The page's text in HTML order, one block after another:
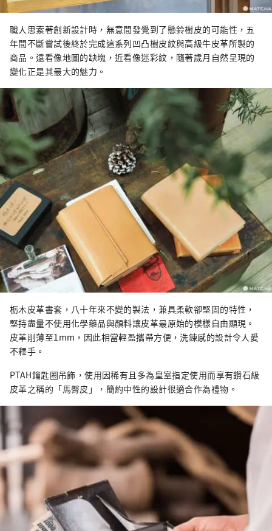
職人思索著創新設計時，無意間發覺到了懸鈴樹皮的可能性，五
年間不斷嘗試後終於完成這系列凹凸樹皮紋與高級牛皮革所製的
商品。遠看像地圖的缺塊，近看像迷彩紋，隨著歲月自然呈現的
變化正是其最大的魅力。
栃木皮革書套，八十年來不變的製法，兼具柔軟卻堅固的特性，
堅持盡量不使用化學藥品與顏料讓皮革最原始的模樣自由顯現。
皮革削薄至1mm，因此相當輕盈攜帶方便，洗鍊感的設計令人愛
不釋手。
PTAH鑰匙圈吊飾，使用因稀有且多為皇室指定使用而享有鑽石級
皮革之稱的「馬臀皮」，簡約中性的設計很適合作為禮物。